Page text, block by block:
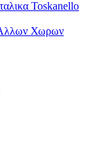
Toskanello
Χωρων